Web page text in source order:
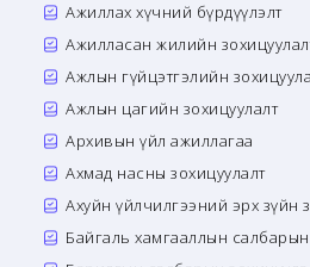
Ажиллах хүчний бүрдүүлэлт
Ажилласан жилийн
Ажлын гүйцэтгэлийн
Ажлын цагийн зохицуулалт
Архивын үйл ажиллагаа
Ахмад насны зохицуулалт
Ахуйн үйлчилгээний эрх зүйн
Байгаль хамгааллын салбарын